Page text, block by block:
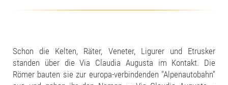
Schon die Kelten, Räter, Veneter, Ligurer und Etrusker
standen über die Via Claudia Augusta im Kontakt. Die
Römer bauten sie zur europa-verbindenden "Alpenautobahn"